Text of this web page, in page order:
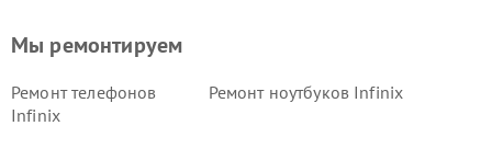
Мы ремонтируем
Ремонт телефонов
Infinix
Ремонт ноутбуков Infinix